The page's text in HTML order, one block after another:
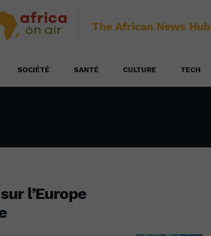
The African News Hub
SOCIÉTÉ SANTÉ CULTURE TECH
l’Europe